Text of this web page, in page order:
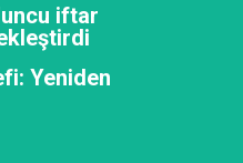
iftar
Yeniden